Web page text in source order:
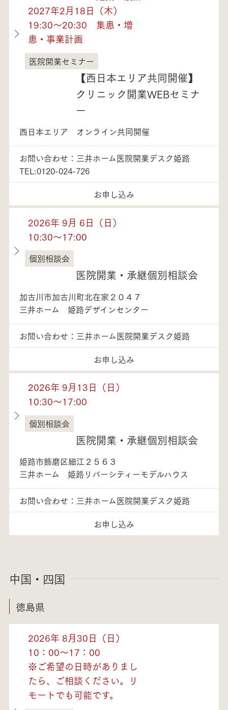
2027年2月18日（木）
19:30～20:30 集患・増
患・事業計画
兵庫県
医院開業セミナー
【西日本エリア共同開催】
クリニック開業WEBセミナ
ー
西日本エリア オンライン共同開催
お問い合わせ：三井ホーム医院開業デスク姫路
TEL:0120-024-726
お申し込み
2026年 9月 6日（日）
10:30～17:00
兵庫県
個別相談会
医院開業・承継個別相談会
加古川市加古川町北在家２０４７
三井ホーム 姫路デザインセンター
お問い合わせ：三井ホーム医院開業デスク姫路
お申し込み
2026年 9月13日（日）
10:30～17:00
兵庫県
個別相談会
医院開業・承継個別相談会
姫路市飾磨区細江２５６３
三井ホーム 姫路リバーシティーモデルハウス
お問い合わせ：三井ホーム医院開業デスク姫路
お申し込み
中国・四国
徳島県
2026年 8月30日（日）
10：00～17：00
※ご希望の日時がありまし
たら、ご相談ください。リ
モートでも可能です。